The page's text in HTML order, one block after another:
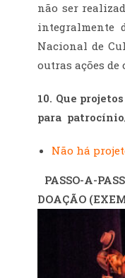
não ser
integralmente
Nacional de
outras ações
10. Que
para
Não há
PASSO-A-
DOAÇÃO